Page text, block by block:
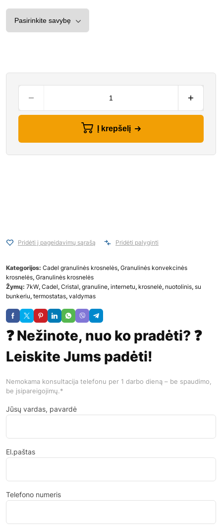
Į krepšelį
Pridėti į pageidavimų sąrašą Pridėti palyginti
Kategorijos: Cadel granulinės krosnelės, Granulinės konvekcinės
krosnelės, Granulinės krosnelės
Žymų: 7kW, Cadel, Cristal, granuline, internetu, krosnelė, nuotolinis, su
bunkeriu, termostatas, valdymas
❓ Nežinote, nuo ko pradėti? ❓
Leiskite Jums padėti!
Nemokama konsultacija telefonu per 1 darbo dieną – be spaudimo,
be įsipareigojimų.*
Jūsų vardas, pavardė
El.paštas
Telefono numeris